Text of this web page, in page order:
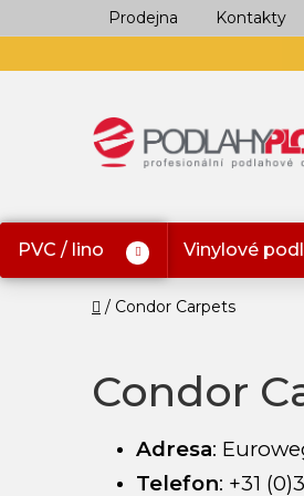
na
Prodejna Kontakty
PVC / lino Vinylové
Domů
Condor Carpets
Condor
Adresa:
Telefon: +31